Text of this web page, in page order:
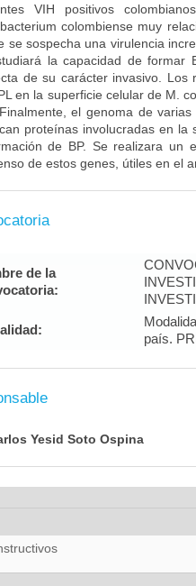
VIH positivos
colombiense muy
se sospecha una virulencia
la capacidad de formar
de su carácter invasivo. Los
en la superficie celular de M.
el genoma de
proteínas involucradas en la
de BP. Se realizara un
de estos genes, útiles en el
de la
país.
Yesid Soto Ospina